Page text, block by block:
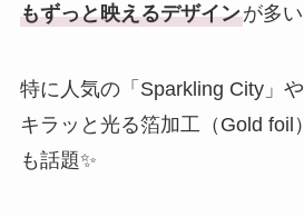
もずっと映えるデザインが多い
特に人気の「Sparkling City」や
キラッと光る箔加工（Gold foil
も話題✨